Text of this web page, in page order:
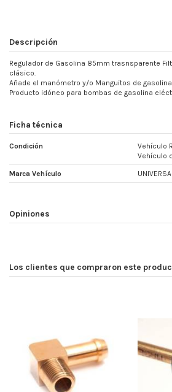
Descripción
Regulador de Gasolina 85mm trasnsparente
clásico.
Añade el manómetro y/o Manguitos de
Producto idóneo para bombas de gasolina
Ficha técnica
Condición
Vehículo
Vehículo
Marca Vehículo
Opiniones
Los clientes que compraron este